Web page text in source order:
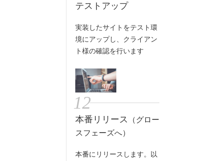
テストアップ
実装したサイトをテスト環
境にアップし、クライアン
ト様の確認を行います
12
本番リリース
（グロー
スフェーズへ）
本番にリリースします。以